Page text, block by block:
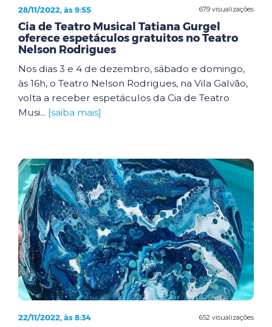
679 visualizações
28/11/2022, às 9:55
Cia de Teatro Musical Tatiana Gurgel
oferece espetáculos gratuitos no Teatro
Nelson Rodrigues
Nos dias 3 e 4 de dezembro, sábado e domingo,
às 16h, o Teatro Nelson Rodrigues, na Vila Galvão,
volta a receber espetáculos da Cia de Teatro
Musi... [saiba mais]
652 visualizações
22/11/2022, às 8:34